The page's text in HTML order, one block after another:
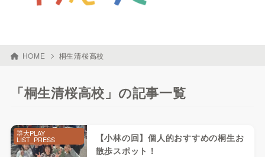
HOME 桐生清桜高校
「桐生清桜高校」の記事一覧
【小林の回】個人的おすすめの桐生お
散歩スポット！
群大PLAY
LIST_PRESS